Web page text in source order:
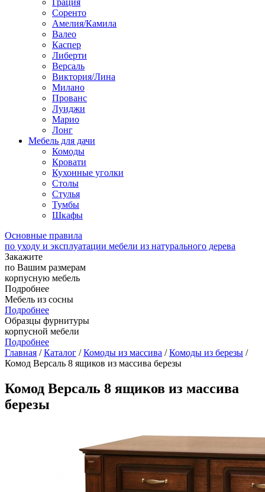
Грация
Соренто
Амелия/Камила
Валео
Каспер
Либерти
Версаль
Виктория/Лина
Милано
Прованс
Луиджи
Марио
Лонг
Мебель для дачи
Комоды
Кровати
Кухонные уголки
Столы
Стулья
Тумбы
Шкафы
Основные правила
по уходу и эксплуатации мебели из натурального дерева
Закажите
по Вашим размерам
корпусную мебель
Подробнее
Мебель из сосны
Подробнее
Образцы фурнитуры
корпусной мебели
Подробнее
Главная /Каталог /Комоды из массива /Комоды из березы /
Комод Версаль 8 ящиков из массива березы
Комод Версаль 8 ящиков из массива
березы